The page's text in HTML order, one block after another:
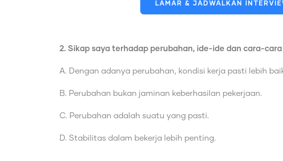
LAMAR & JADWALKAN
2. Sikap saya terhadap perubahan, ide-ide dan cara-
A. Dengan adanya perubahan, kondisi kerja pasti lebih
B. Perubahan bukan jaminan keberhasilan pekerjaan.
C. Perubahan adalah suatu yang pasti.
D. Stabilitas dalam bekerja lebih penting.